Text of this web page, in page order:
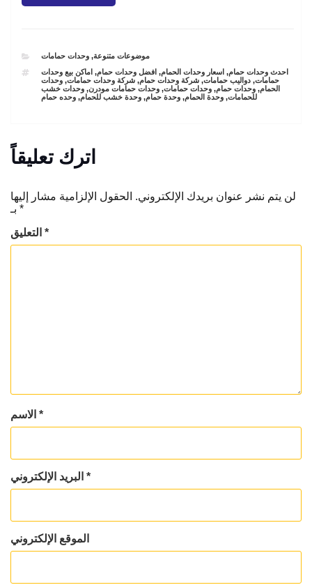
CATEGORIES موضوعات متنوعة,وحدات حمامات
TAGS
احدث وحدات حمام, اسعار وحدات الحمام, افضل وحدات حمام, اماكن بيع وحدات
حمامات,دواليب حمامات,شركة وحدات حمام,شركة وحدات حمامات,وحدات
الحمام,وحدات حمام,وحدات حمامات,وحدات حمامات مودرن,وحدات خشب
للحمامات,وحدة الحمام,وحدة حمام,وحدة خشب للحمام,وحده حمام
اترك تعليقاً
لن يتم نشر عنوان بريدك الإلكتروني. الحقول الإلزامية مشار إليها
*
*
*
*
الموقع الإلكتروني